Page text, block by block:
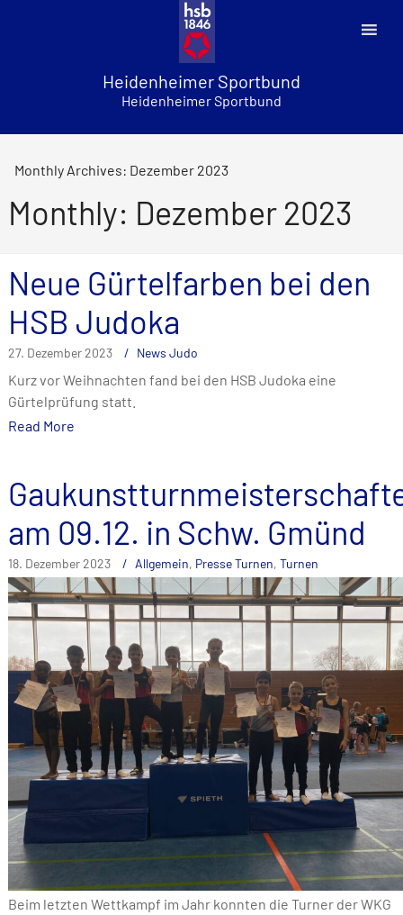
Heidenheimer Sportbund
Heidenheimer Sportbund
Monthly Archives: Dezember 2023
Monthly: Dezember 2023
Neue Gürtelfarben bei den
HSB Judoka
27. Dezember 2023 News Judo
Kurz vor Weihnachten fand bei den HSB Judoka eine
Gürtelprüfung statt.
Read More
am 09.12. in Schw. Gmünd
18. Dezember 2023 Allgemein, Presse Turnen, Turnen
Beim letzten Wettkampf im Jahr konnten die Turner der WKG